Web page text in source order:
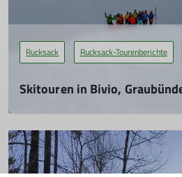
mehr erfahren
Rucksack Rucksack-Tourenberichte
Skitouren in Bivio,
Mitte März war es soweit und wir
Skitourenwochenende in die
wenig Schnee, kaum Sicht dafür viel